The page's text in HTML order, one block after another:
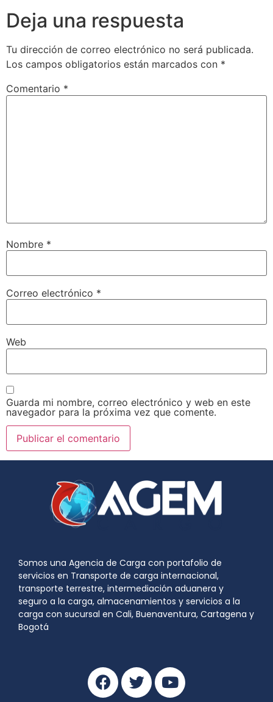
Deja una respuesta
Tu dirección de correo electrónico no será publicada.
Los campos obligatorios están marcados con *
Comentario *
Nombre *
Correo electrónico *
Web
Guarda mi nombre, correo electrónico y web en este
navegador para la próxima vez que comente.
Somos una Agencia de Carga con portafolio de
servicios en Transporte de carga internacional,
transporte terrestre, intermediación aduanera y
seguro a la carga, almacenamientos y servicios a la
carga con sucursal en Cali, Buenaventura, Cartagena y
Bogotá